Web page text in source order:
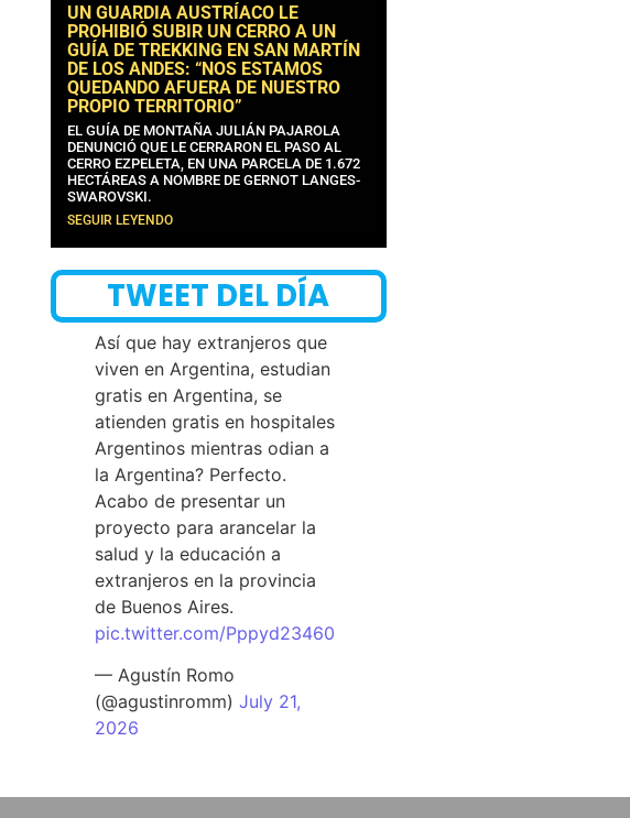
UN GUARDIA AUSTRÍACO LE
PROHIBIÓ SUBIR UN CERRO A UN
GUÍA DE TREKKING EN SAN MARTÍN
DE LOS ANDES: “NOS ESTAMOS
QUEDANDO AFUERA DE NUESTRO
PROPIO TERRITORIO”
EL GUÍA DE MONTAÑA JULIÁN PAJAROLA
DENUNCIÓ QUE LE CERRARON EL PASO AL
CERRO EZPELETA, EN UNA PARCELA DE 1.672
HECTÁREAS A NOMBRE DE GERNOT LANGES-
SWAROVSKI.
SEGUIR LEYENDO
TWEET DEL DÍA
Así que hay extranjeros que
viven en Argentina, estudian
gratis en Argentina, se
atienden gratis en hospitales
Argentinos mientras odian a
la Argentina? Perfecto.
Acabo de presentar un
proyecto para arancelar la
salud y la educación a
extranjeros en la provincia
de Buenos Aires.
pic.twitter.com/Pppyd23460
— Agustín Romo
(@agustinromm)July 21,
2026